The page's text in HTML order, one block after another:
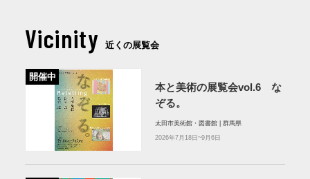
Vicinity 近くの展覧会
開催中
本と美術の展覧会vol.6 な
ぞる。
太田市美術館・図書館 | 群馬県
2026年7月18日~9月6日